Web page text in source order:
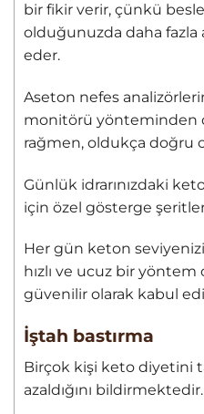
bir fikir verir, çünkü
olduğunuzda daha
eder.
Aseton nefes
monitörü yönteminden
rağmen, oldukça doğru
Günlük idrarınızdaki
için özel gösterge
Her gün keton
hızlı ve ucuz bir
güvenilir olarak kabul
İştah bastırma
Birçok kişi keto diyetini
azaldığını bildirmektedir.